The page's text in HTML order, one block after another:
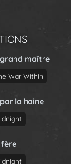
maître
War Within
la haine